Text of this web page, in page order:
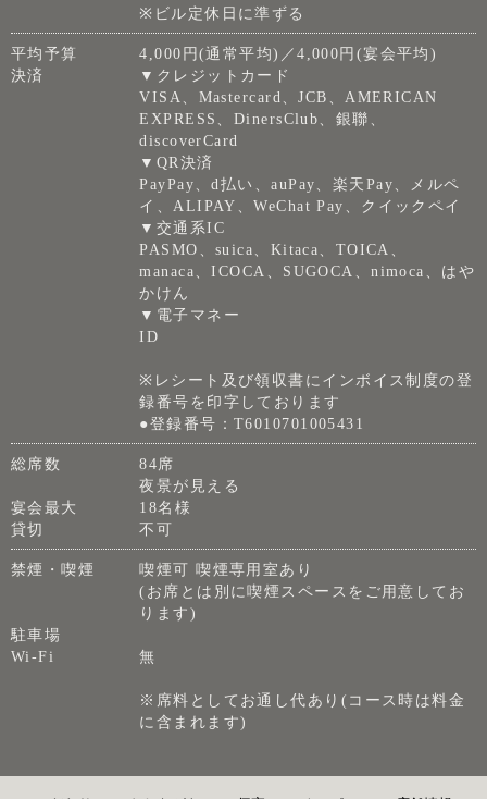
※ビル定休日に準ずる
平均予算
4,000円(通常平均)／4,000円(宴会平均)
決済
▼クレジットカード
VISA、Mastercard、JCB、AMERICAN
EXPRESS、DinersClub、銀聯、
discoverCard
▼QR決済
PayPay、d払い、auPay、楽天Pay、メルペ
イ、ALIPAY、WeChat Pay、クイックペイ
▼交通系IC
PASMO、suica、Kitaca、TOICA、
manaca、ICOCA、SUGOCA、nimoca、はや
かけん
▼電子マネー
ID
※レシート及び領収書にインボイス制度の登
録番号を印字しております
●登録番号：T6010701005431
総席数
84席
夜景が見える
宴会最大
18名様
貸切
不可
禁煙・喫煙
喫煙可 喫煙専用室あり
(お席とは別に喫煙スペースをご用意してお
ります)
駐車場
Wi-Fi
無
※席料としてお通し代あり(コース時は料金
に含まれます)